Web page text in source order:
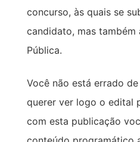
concurso, às quais se
candidato, mas também
Pública.
Você não está errado
querer ver logo o edital
com esta publicação